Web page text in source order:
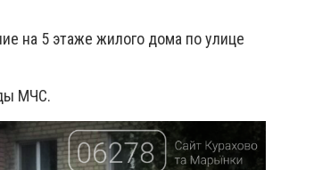
на 5 этаже жилого дома по улице
МЧС.